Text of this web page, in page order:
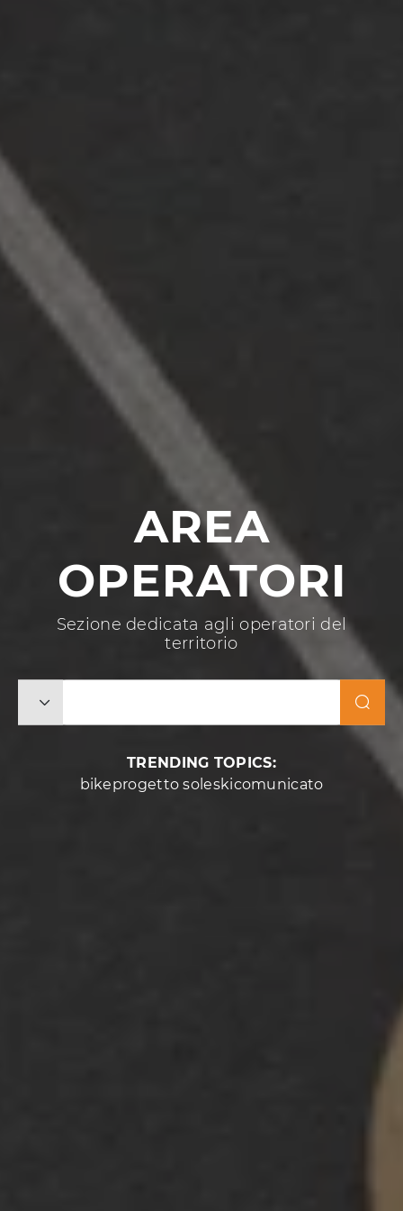
AREA
OPERATORI
Sezione dedicata agli operatori del
territorio
TRENDING TOPICS:
bikeprogetto soleskicomunicato